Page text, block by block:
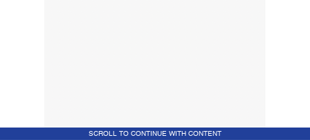
SCROLL TO CONTINUE WITH CONTENT